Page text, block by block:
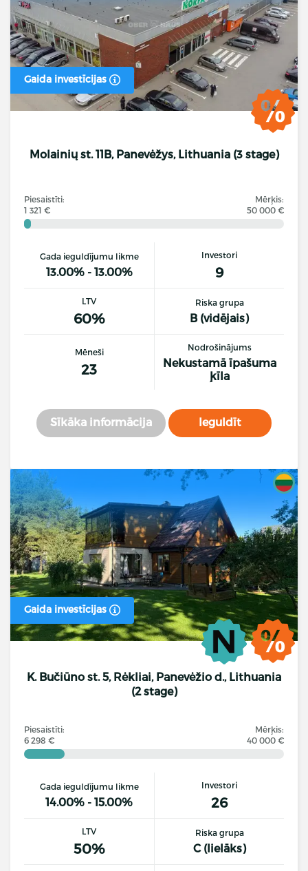
Gaida investīcijas
Molainių st. 11B, Panevėžys, Lithuania (3 stage)
Piesaistīti:
1 321 €
Mērķis:
50 000 €
Gada ieguldījumu likme
13.00% - 13.00%
Investori
9
LTV
60%
Riska grupa
B (vidējais)
Mēneši
23
Nodrošinājums
Nekustamā īpašuma
ķīla
Sīkāka informācija Ieguldīt
Gaida investīcijas
K. Bučiūno st. 5, Rėkliai, Panevėžio d., Lithuania
(2 stage)
Piesaistīti:
6 298 €
Mērķis:
40 000 €
Gada ieguldījumu likme
14.00% - 15.00%
Investori
26
LTV
50%
Riska grupa
C (lielāks)